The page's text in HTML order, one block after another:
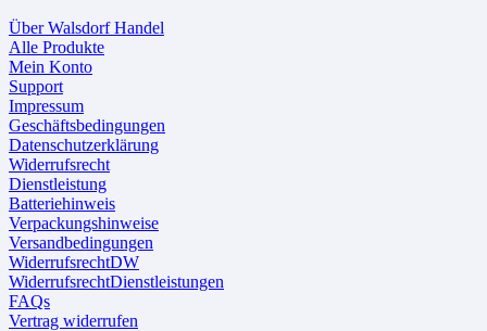
Über Walsdorf Handel
Alle Produkte
Mein Konto
Support
Impressum
Geschäftsbedingungen
Datenschutzerklärung
Widerrufsrecht
Dienstleistung
Batteriehinweis
Verpackungshinweise
Versandbedingungen
WiderrufsrechtDW
WiderrufsrechtDienstleistungen
FAQs
Vertrag widerrufen